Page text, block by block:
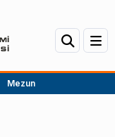
Mezun